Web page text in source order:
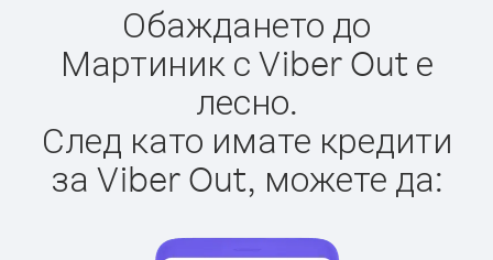
Обаждането до
Мартиник с Viber Out е
лесно.
След като имате кредити
за Viber Out, можете да: